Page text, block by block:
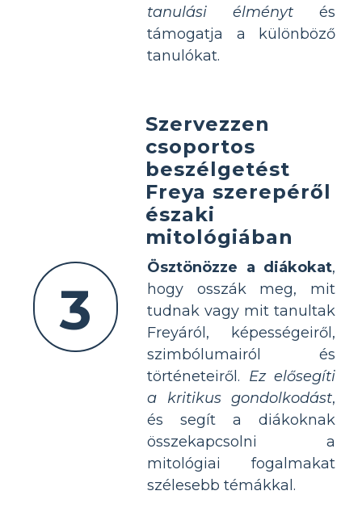
tanulási élményt és
támogatja a különböző
tanulókat.
3
Szervezzen
csoportos
beszélgetést
Freya szerepéről
északi
mitológiában
Ösztönözze a diákokat,
hogy osszák meg, mit
tudnak vagy mit tanultak
Freyáról, képességeiről,
szimbólumairól és
történeteiről. Ez elősegíti
a kritikus gondolkodást,
és segít a diákoknak
összekapcsolni a
mitológiai fogalmakat
szélesebb témákkal.